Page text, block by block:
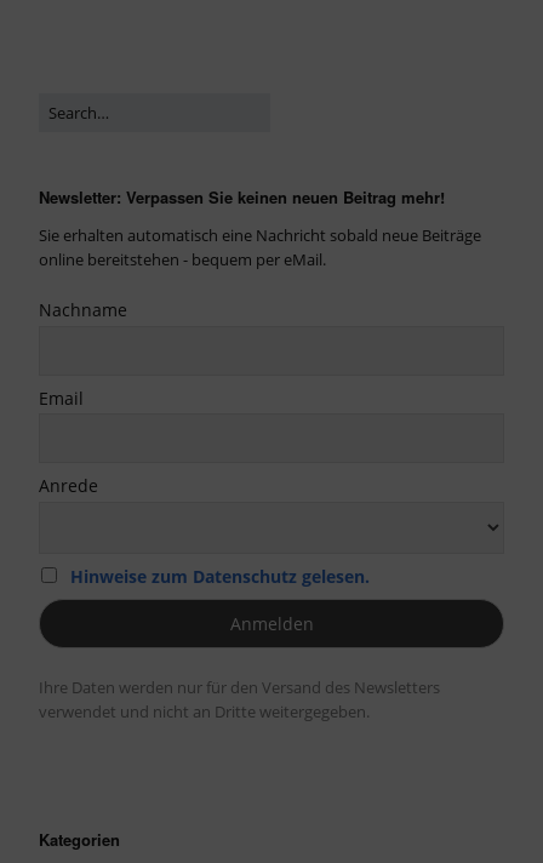
Newsletter: Verpassen Sie keinen neuen Beitrag mehr!
Sie erhalten automatisch eine Nachricht sobald neue Beiträge
online bereitstehen - bequem per eMail.
Nachname
Email
Anrede
Hinweise zum Datenschutz gelesen.
Ihre Daten werden nur für den Versand des Newsletters
verwendet und nicht an Dritte weitergegeben.
Kategorien